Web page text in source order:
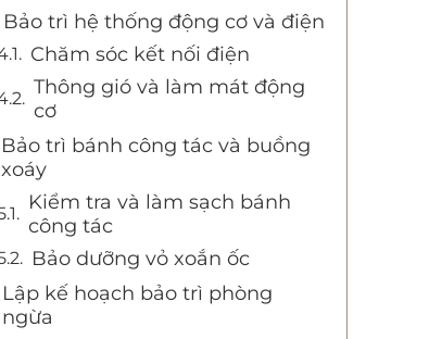
Bảo trì hệ thống động cơ và điện
Chăm sóc kết nối điện
Thông gió và làm mát động
cơ
Bảo trì bánh công tác và buồng
xoáy
Kiểm tra và làm sạch bánh
công tác
Bảo dưỡng vỏ xoắn ốc
Lập kế hoạch bảo trì phòng
ngừa